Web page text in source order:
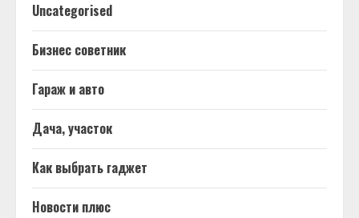
Uncategorised
Бизнес советник
Гараж и авто
Дача, участок
Как выбрать гаджет
Новости плюс